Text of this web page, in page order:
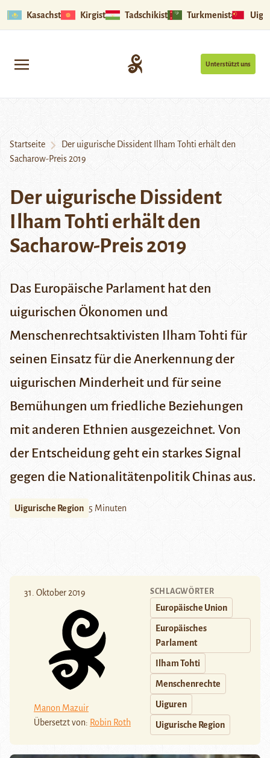
Kasachstan Kirgistan Tadschikistan Turkmenistan
Unterstützt uns
Startseite
Der uigurische Dissident Ilham Tohti erhält den
Sacharow-Preis 2019
Der uigurische Dissident
Ilham Tohti erhält den
Sacharow-Preis 2019
Das Europäische Parlament hat den
uigurischen Ökonomen und
Menschenrechtsaktivisten Ilham Tohti für
seinen Einsatz für die Anerkennung der
uigurischen Minderheit und für seine
Bemühungen um friedliche Beziehungen
mit anderen Ethnien ausgezeichnet. Von
der Entscheidung geht ein starkes Signal
gegen die Nationalitätenpolitik Chinas aus.
Uigurische Region 5 Minuten
31. Oktober 2019
Manon Mazuir
Übersetzt von: Robin Roth
SCHLAGWÖRTER
Europäische Union
Europäisches
Parlament
Ilham Tohti
Menschenrechte
Uiguren
Uigurische Region